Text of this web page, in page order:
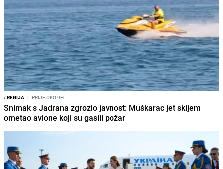
/REGIJA I PRIJE OKO 9H
Snimak s Jadrana zgrozio javnost: Muškarac jet skijem
ometao avione koji su gasili požar